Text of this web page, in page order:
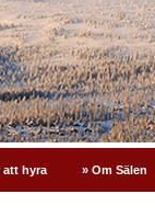
att hyra » Om Sälen